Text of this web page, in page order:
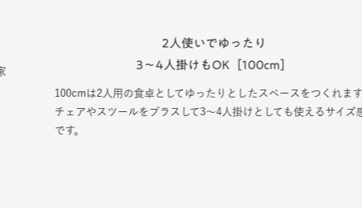
2人使いでゆったり
3〜4人掛けもOK［100cm］
100cmは2人用の食卓としてゆったりとしたスペースをつくれます。
チェアやスツールをプラスして3〜4人掛けとしても使えるサイズ感